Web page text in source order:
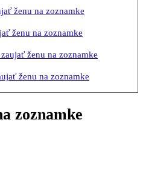
ženu na zoznamke
ženu na zoznamke
ženu na zoznamke
ženu na zoznamke
zoznamke